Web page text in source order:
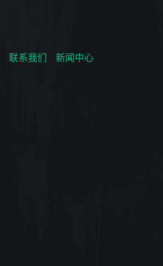
联系我们 新闻中心